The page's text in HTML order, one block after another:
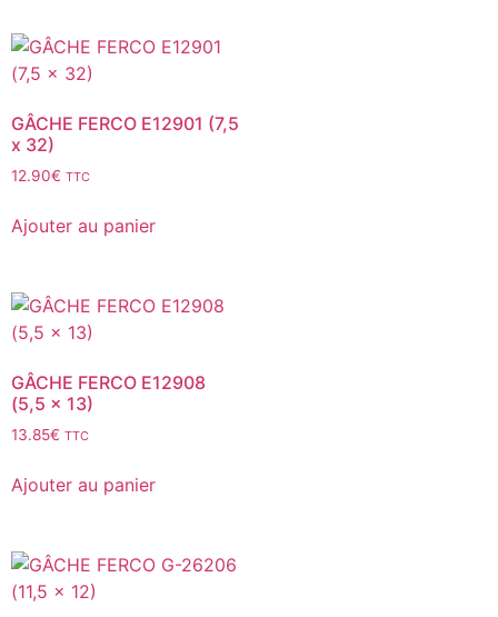
GÂCHE FERCO E12901 (7,5
x 32)
12.90€ TTC
Ajouter au panier
GÂCHE FERCO E12908
(5,5 x 13)
13.85€ TTC
Ajouter au panier